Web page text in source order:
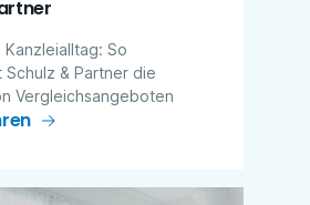
Kanzleialltag: So
& Partner die
Vergleichsangeboten